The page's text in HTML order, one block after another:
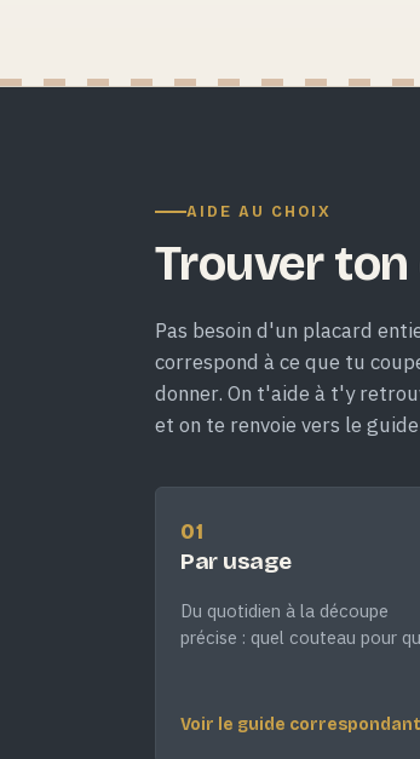
AIDE AU CHOIX
Trouver
Pas besoin d'un placard
correspond à ce que tu
donner. On t'aide à t'y
et on te renvoie vers le
01
Par usage
Du quotidien à la découpe
précise : quel couteau pour
Voir le guide correspondant